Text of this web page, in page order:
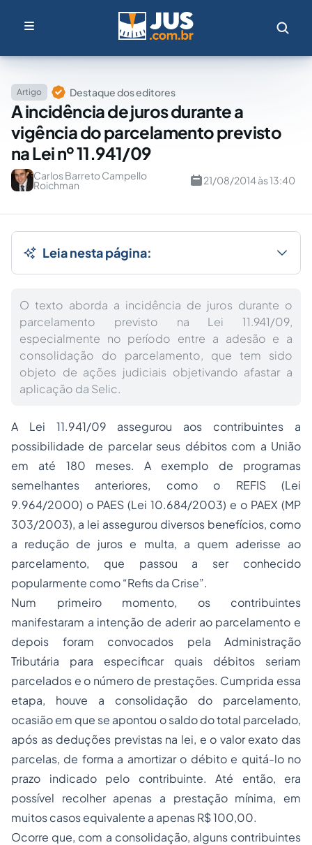
Artigo Destaque dos editores
A incidência de juros durante a
vigência do parcelamento previsto
na Lei nº 11.941/09
Carlos Barreto Campello
Roichman 21/08/2014 às 13:40
Leia nesta página:
O texto aborda a incidência de juros durante o
parcelamento previsto na Lei 11.941/09,
especialmente no período entre a adesão e a
consolidação do parcelamento, que tem sido
objeto de ações judiciais objetivando afastar a
aplicação da Selic.
A Lei 11.941/09 assegurou aos contribuintes a
possibilidade de parcelar seus débitos com a União
em até 180 meses. A exemplo de programas
semelhantes anteriores, como o REFIS (Lei
9.964/2000) o PAES (Lei 10.684/2003) e o PAEX (MP
303/2003), a lei assegurou diversos benefícios, como
a redução de juros e multa, a quem aderisse ao
parcelamento, que passou a ser conhecido
popularmente como “Refis da Crise”.
Num primeiro momento, os contribuintes
manifestaram a intenção de aderir ao parcelamento e
depois foram convocados pela Administração
Tributária para especificar quais débitos seriam
parcelados e o número de prestações. Cumprida essa
etapa, houve a consolidação do parcelamento,
ocasião em que se apontou o saldo do total parcelado,
após as deduções previstas na lei, e o valor exato das
parcelas, de forma a amortizar o débito e quitá-lo no
prazo indicado pelo contribuinte. Até então, era
possível recolher apenas a prestação mínima, em
muitos casos equivalente a apenas R$ 100,00.
Ocorre que, com a consolidação, alguns contribuintes